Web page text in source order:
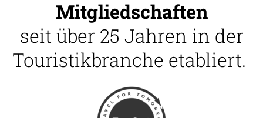
Mitgliedschaften
seit über 25 Jahren in der
Touristikbranche etabliert.